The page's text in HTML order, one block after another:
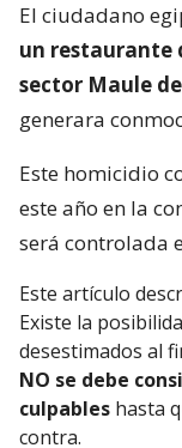
El ciudadano
un restaurante
sector Maule
generara
Este homicidio
este año en la
será controlada
Este artículo
Existe la
desestimados al
NO se debe
culpables hasta
contra.